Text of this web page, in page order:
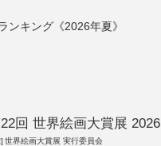
ンキング《2026年夏》
回 世界絵画大賞展 2026
世界絵画大賞展 実行委員会